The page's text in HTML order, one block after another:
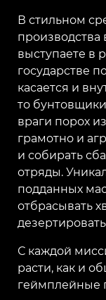
В стильном
производства
выступаете в
государстве
касается и
то бунтовщики
враги порох
грамотно и
и собирать
отряды.
подданных
отбрасывать
С каждой
расти, как и
геймплейные